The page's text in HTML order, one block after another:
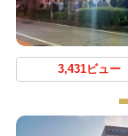
3,431ビュー